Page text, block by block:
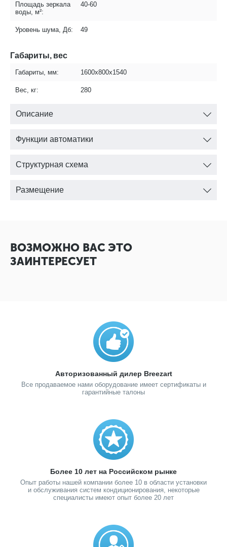
Площадь зеркала
воды, м²:
40-60
Уровень шума, Дб: 49
Габариты, вес
Габариты, мм: 1600x800x1540
Вес, кг: 280
Описание
Функции автоматики
Структурная схема
Размещение
ВОЗМОЖНО ВАС ЭТО
ЗАИНТЕРЕСУЕТ
Авторизованный дилер Breezart
Все продаваемое нами оборудование имеет сертификаты и
гарантийные талоны
Более 10 лет на Российском рынке
Опыт работы нашей компании более 10 в области установки
и обслуживания систем кондиционирования, некоторые
специалисты имеют опыт более 20 лет